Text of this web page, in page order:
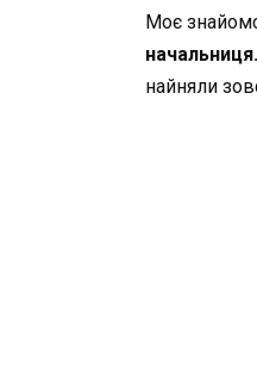
Моє
начальниця.
найняли